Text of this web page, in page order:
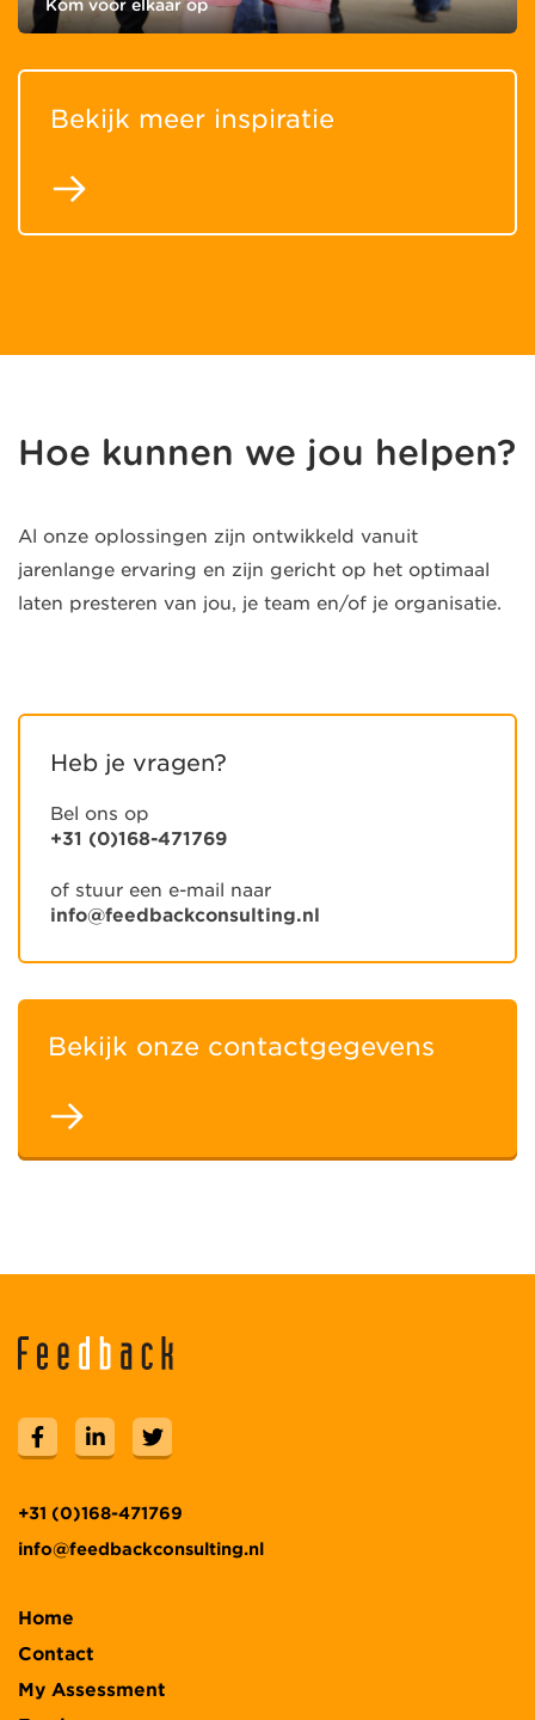
Kom voor elkaar op
Bekijk meer inspiratie
Hoe kunnen we jou helpen?
Al onze oplossingen zijn ontwikkeld vanuit
jarenlange ervaring en zijn gericht op het optimaal
laten presteren van jou, je team en/of je organisatie.
Heb je vragen?
Bel ons op
+31 (0)168-471769
of stuur een e-mail naar
info@feedbackconsulting.nl
Bekijk onze contactgegevens
+31 (0)168-471769
info@feedbackconsulting.nl
Home
Contact
My Assessment